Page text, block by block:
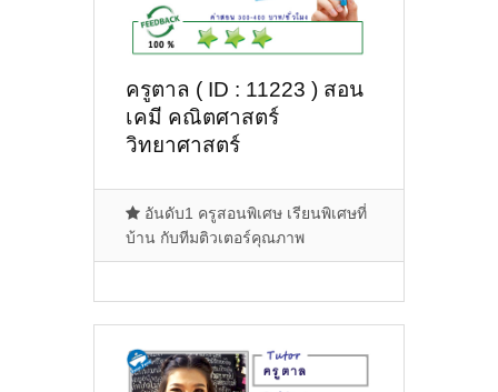
ครูตาล ( ID : 11223 ) สอน
เคมี คณิตศาสตร์
วิทยาศาสตร์
อันดับ1 ครูสอนพิเศษ เรียนพิเศษที่
บ้าน กับทีมติวเตอร์คุณภาพ